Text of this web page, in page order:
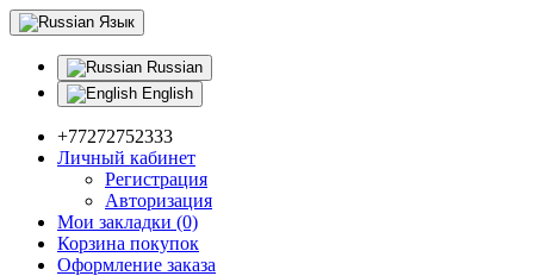
Язык
Russian
English
+77272752333
Личный кабинет
Регистрация
Авторизация
Мои закладки (0)
Корзина покупок
Оформление заказа